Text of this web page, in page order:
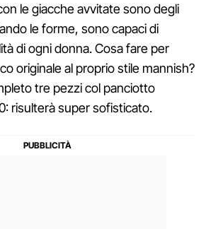
le giacche avvitate sono degli
le forme, sono capaci di
di ogni donna. Cosa fare per
originale al proprio stile mannish?
tre pezzi col panciotto
risulterà super sofisticato.